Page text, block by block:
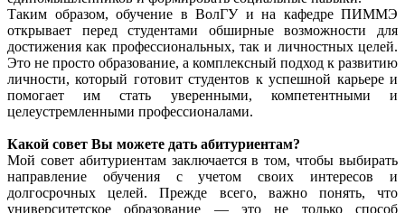
Таким образом, обучение в ВолГУ и на кафедре ПИММЭ
открывает перед студентами обширные возможности для
достижения как профессиональных, так и личностных целей.
Это не просто образование, а комплексный подход к развитию
личности, который готовит студентов к успешной карьере и
помогает им стать уверенными, компетентными и
целеустремленными профессионалами.
Какой совет Вы можете дать абитуриентам?
Мой совет абитуриентам заключается в том, чтобы выбирать
направление обучения с учетом своих интересов и
долгосрочных целей. Прежде всего, важно понять, что
университетское образование — это не только способ